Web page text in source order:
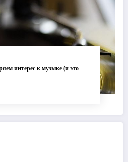
интерес к музыке (и это